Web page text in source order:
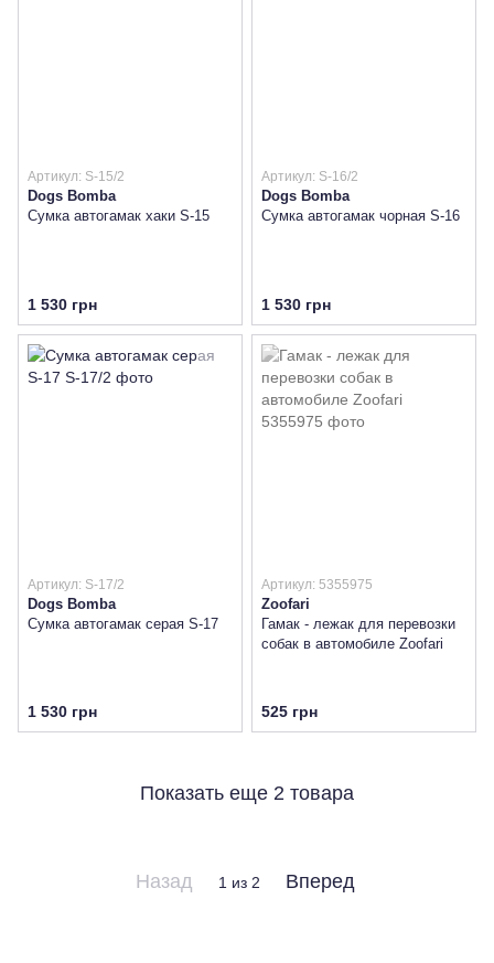
Артикул: S-15/2
Dogs Bomba
Сумка автогамак хаки S-15
1 530 грн
Артикул: S-16/2
Dogs Bomba
Сумка автогамак чорная S-16
1 530 грн
Артикул: S-17/2
Dogs Bomba
Сумка автогамак серая S-17
1 530 грн
Артикул: 5355975
Zoofari
Гамак - лежак для перевозки
собак в автомобиле Zoofari
525 грн
Показать еще 2 товара
Назад 1 из 2 Вперед